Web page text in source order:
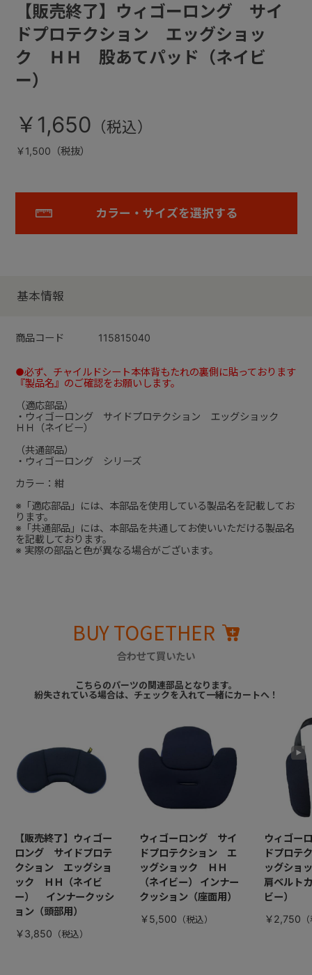
【販売終了】ウィゴーロング サイ
ドプロテクション エッグショッ
ク ＨＨ 股あてパッド（ネイビ
ー）
￥1,650
￥1,500（税抜）
カラー・サイズを選択する
基本情報
商品コード 115815040
●必ず、チャイルドシート本体背もたれの裏側に貼っております
『製品名』のご確認をお願いします。
（適応部品）
・ウィゴーロング サイドプロテクション エッグショック
ＨＨ（ネイビー）
（共通部品）
・ウィゴーロング シリーズ
カラー：紺
※「適応部品」には、本部品を使用している製品名を記載してお
ります。
※「共通部品」には、本部品を共通してお使いいただける製品名
を記載しております。
※ 実際の部品と色が異なる場合がございます。
BUY TOGETHER
合わせて買いたい
こちらのパーツの関連部品となります。
紛失されている場合は、チェックを入れて一緒にカートへ！
【販売終了】ウィゴー
ロング サイドプロテ
クション エッグショ
ック ＨＨ（ネイビ
ー） インナークッシ
ョン（頭部用）
￥3,850
ウィゴーロング サイ
ドプロテクション エ
ッグショック ＨＨ
（ネイビー） インナー
クッション（座面用）
￥5,500
ウィゴー
ドプロテ
ッグシ
肩ベルト
ビー）
￥2,750